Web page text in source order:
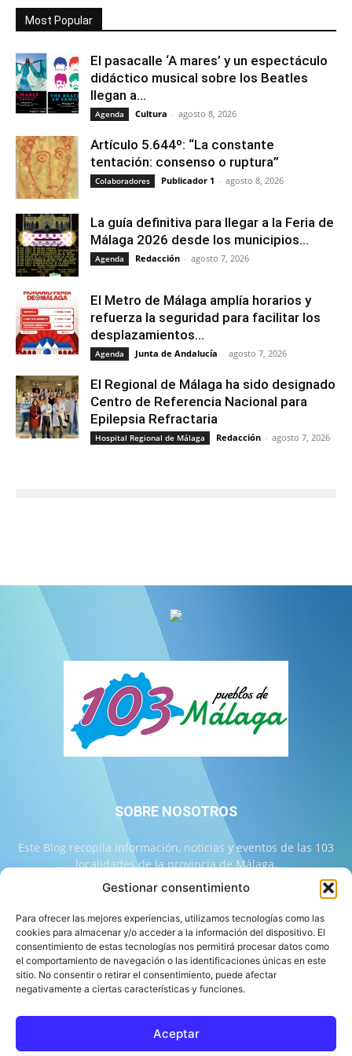
Gestionar consentimiento
Para ofrecer las mejores experiencias, utilizamos tecnologías como las
cookies para almacenar y/o acceder a la información del dispositivo. El
consentimiento de estas tecnologías nos permitirá procesar datos como
el comportamiento de navegación o las identificaciones únicas en este
sitio. No consentir o retirar el consentimiento, puede afectar
negativamente a ciertas características y funciones.
Aceptar
Most Popular
El pasacalle ‘A mares’ y un espectáculo
didáctico musical sobre los Beatles
llegan a...
Agenda Cultura - agosto 8, 2026
Artículo 5.644º: “La constante
tentación: consenso o ruptura”
Colaboradores Publicador 1 - agosto 8, 2026
La guía definitiva para llegar a la Feria de
Málaga 2026 desde los municipios...
Agenda Redacción - agosto 7, 2026
El Metro de Málaga amplía horarios y
refuerza la seguridad para facilitar los
desplazamientos...
Agenda Junta de Andalucía - agosto 7, 2026
El Regional de Málaga ha sido designado
Centro de Referencia Nacional para
Epilepsia Refractaria
Hospital Regional de Málaga Redacción - agosto 7, 2026
SOBRE NOSOTROS
Este Blog recopila información, noticias y eventos de las 103
localidades de la provincia de Málaga.
Contáctanos: info@103malaga.com
SÍGUENOS